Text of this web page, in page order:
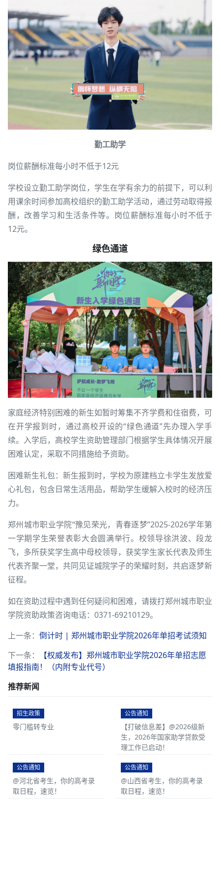
勤工助学
岗位薪酬标准每小时不低于12元
学校设立勤工助学岗位，学生在学有余力的前提下，可以利
用课余时间参加高校组织的勤工助学活动，通过劳动取得报
酬，改善学习和生活条件等。岗位薪酬标准每小时不低于
12元。
绿色通道
家庭经济特别困难的新生如暂时筹集不齐学费和住宿费，可
在开学报到时，通过高校开设的“绿色通道”先办理入学手
续。入学后，高校学生资助管理部门根据学生具体情况开展
困难认定，采取不同措施给予资助。
困难新生礼包：新生报到时，学校为原建档立卡学生发放爱
心礼包，包含日常生活用品，帮助学生缓解入校时的经济压
力。
郑州城市职业学院“豫见荣光，青春逐梦”2025-2026学年第
一学期学生荣誉表彰大会圆满举行。校领导徐洪波、段龙
飞，多所获奖学生高中母校领导，获奖学生家长代表及师生
代表齐聚一堂，共同见证城院学子的荣耀时刻，共启逐梦新
征程。
如在资助过程中遇到任何疑问和困难，请拨打郑州城市职业
学院资助政策咨询电话：0371-69210129。
上一条： 倒计时 | 郑州城市职业学院2026年单招考试须知
下一条：
【权威发布】郑州城市职业学院2026年单招志愿
填报指南！（内附专业代号）
推荐新闻
招生政策
零门槛转专业
公告通知
【打破信息差】@2026级新
生，2026年国家助学贷款受
理工作已启动！
公告通知
@河北省考生，你的高考录
取日程，速览！
公告通知
@山西省考生，你的高考录
取日程，速览！